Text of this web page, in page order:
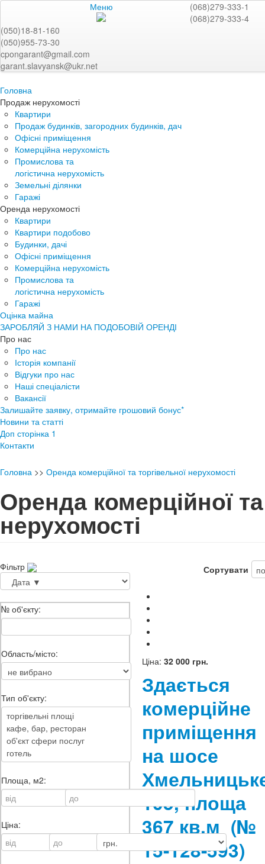
Меню
(068)279-333-1
(068)279-333-4
(050)18-81-160
(050)955-73-30
cpongarant@gmail.com
garant.slavyansk@ukr.net
Головна
Продаж нерухомості
Квартири
Продаж будинків, загородних будинків, дач
Офісні приміщення
Комерційна нерухомість
Промислова та
логістична нерухомість
Земельні ділянки
Гаражі
Оренда нерухомості
Квартири
Квартири подобово
Будинки, дачі
Офісні приміщення
Комерційна нерухомість
Промислова та
логістична нерухомість
Гаражі
Оцінка майна
ЗАРОБЛЯЙ З НАМИ НА ПОДОБОВІЙ ОРЕНДІ
Про нас
Про нас
Історія компанії
Відгуки про нас
Наші спеціалісти
Вакансії
Залишайте заявку, отримайте грошовий бонус*
Новини та статті
Доп сторінка 1
Контакти
Головна >> Оренда комерційної та торгівельної нерухомості
Оренда комерційної
нерухомості
Фільтр
№ об'єкту:
Область/місто:
Тип об'єкту:
Площа, м2:
Ціна:
Сортувати
Ціна: 32 000 грн.
Здається
комерційне
приміщення
на шосе
105, площа
367 кв.м (№
15-128-593)